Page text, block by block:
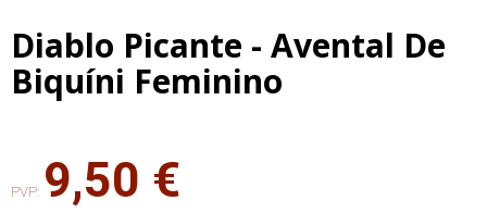
Diablo Picante - Avental De
Biquíni Feminino
PVP: 9,50 €